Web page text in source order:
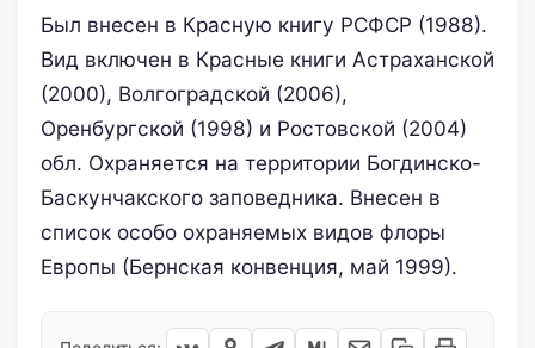
Был внесен в Красную книгу РСФСР (1988).
Вид включен в Красные книги Астраханской
(2000), Волгоградской (2006),
Оренбургской (1998) и Ростовской (2004)
обл. Охраняется на территории Богдинско-
Баскунчакского заповедника. Внесен в
список особо охраняемых видов флоры
Европы (Бернская конвенция, май 1999).